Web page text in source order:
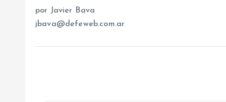
por Javier Bava
jbava@defeweb.com.ar